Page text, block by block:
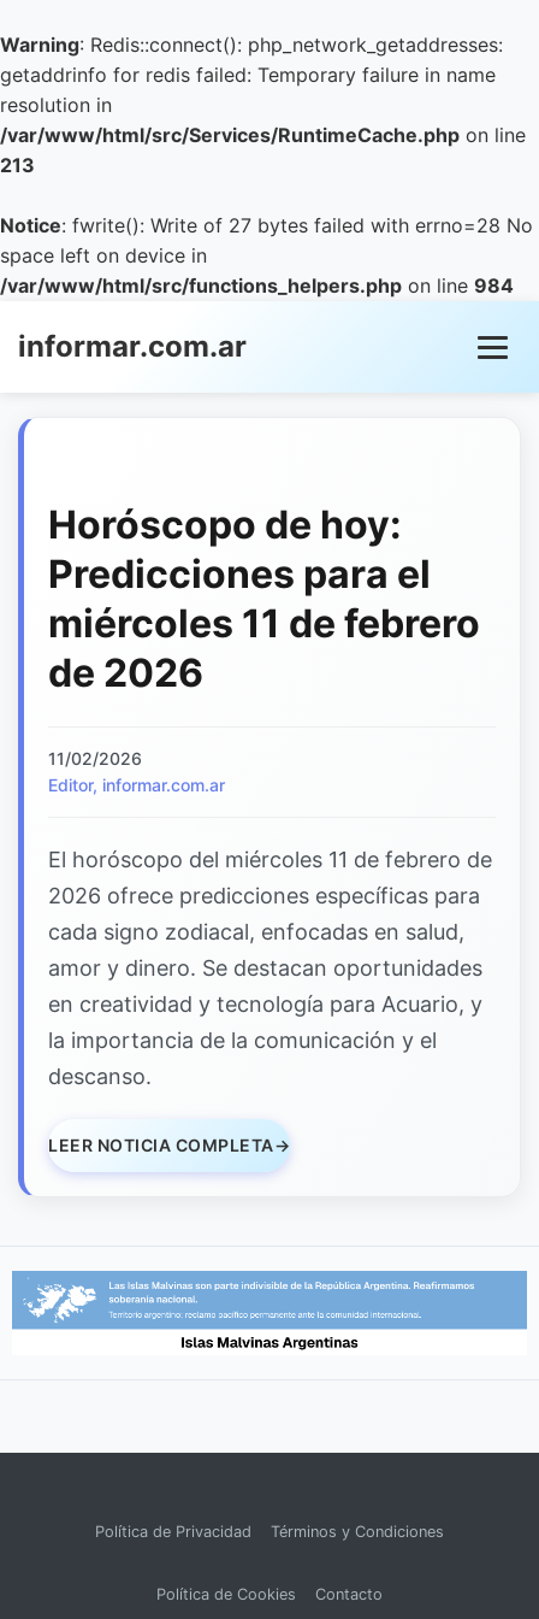
Warning: Redis::connect(): php_network_getaddresses:
getaddrinfo for redis failed: Temporary failure in name
resolution in
/var/www/html/src/Services/RuntimeCache.php on line
213
Notice: fwrite(): Write of 27 bytes failed with errno=28 No
space left on device in
/var/www/html/src/functions_helpers.php on line 984
informar.com.ar
Horóscopo de hoy:
Predicciones para el
miércoles 11 de febrero
de 2026
11/02/2026
Editor, informar.com.ar
El horóscopo del miércoles 11 de febrero de
2026 ofrece predicciones específicas para
cada signo zodiacal, enfocadas en salud,
amor y dinero. Se destacan oportunidades
en creatividad y tecnología para Acuario, y
la importancia de la comunicación y el
descanso.
LEER NOTICIA COMPLETA→
Política de Privacidad Términos y Condiciones
Política de Cookies Contacto